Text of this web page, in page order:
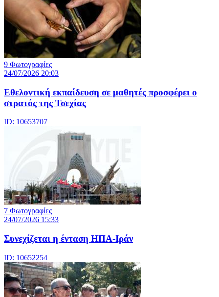
9 Φωτογραφίες
24/07/2026 20:03
Eθελοντική εκπαίδευση σε μαθητές προσφέρει ο
στρατός της Τσεχίας
ID: 10653707
7 Φωτογραφίες
24/07/2026 15:33
Συνεχίζεται η ένταση ΗΠΑ-Ιράν
ID: 10652254